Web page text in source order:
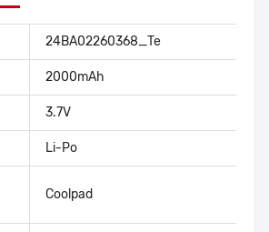
24BA02260368_Te
2000mAh
3.7V
Li-Po
Coolpad